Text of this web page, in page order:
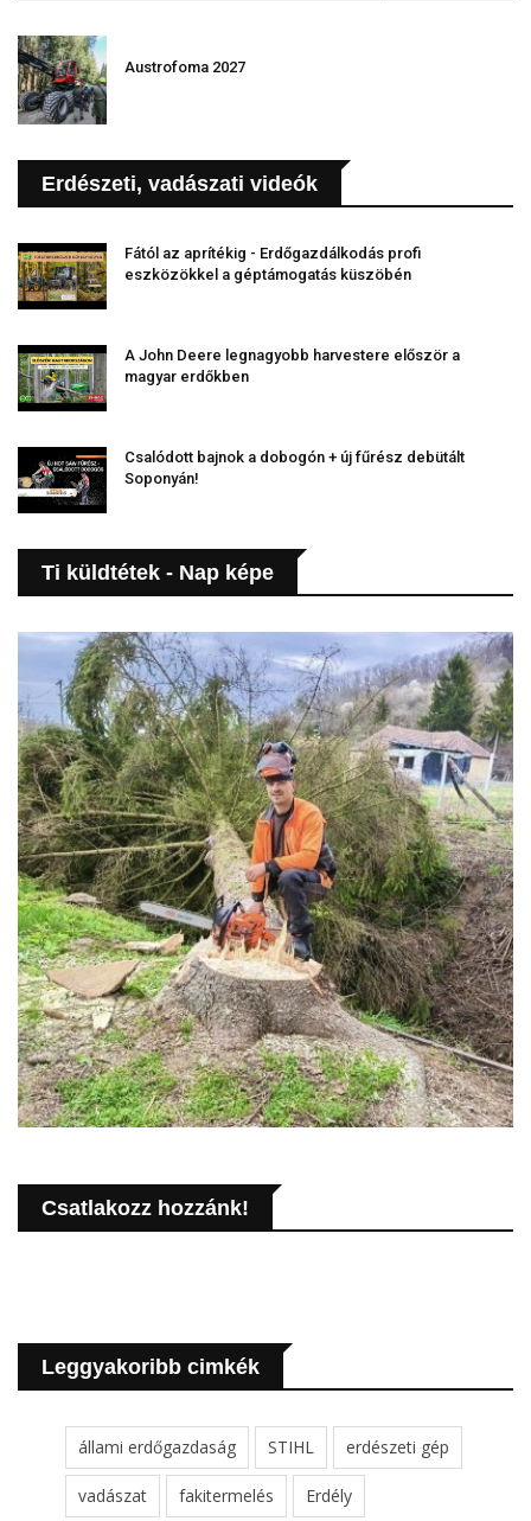
Austrofoma 2027
Erdészeti, vadászati videók
Fától az aprítékig - Erdőgazdálkodás profi
eszközökkel a géptámogatás küszöbén
A John Deere legnagyobb harvestere először a
magyar erdőkben
Csalódott bajnok a dobogón + új fűrész debütált
Soponyán!
Ti küldtétek - Nap képe
Csatlakozz hozzánk!
Leggyakoribb cimkék
állami erdőgazdaság STIHL erdészeti gép
vadászat fakitermelés Erdély